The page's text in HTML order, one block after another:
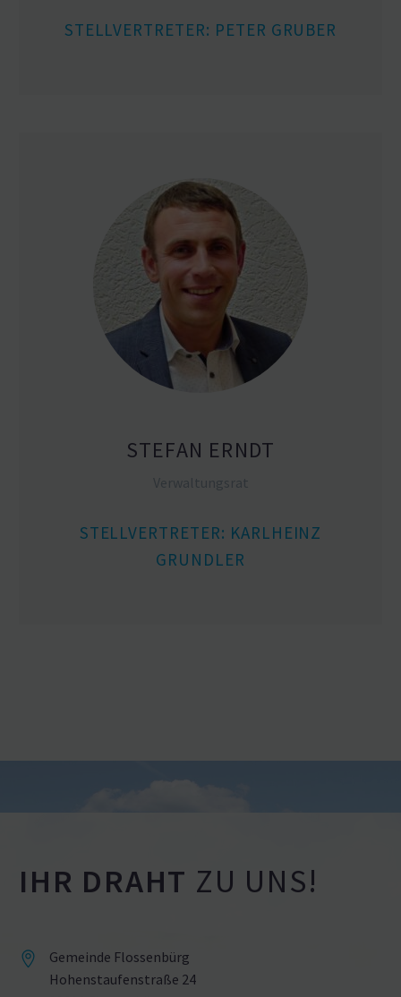
STELL­VER­TRETER: PETER GRUBER
STEFAN ERNDT
Verwal­tungsrat
STELL­VER­TRETER: KARLHEINZ
GRUNDLER
IHR DRAHT ZU UNS!


Gemeinde Flossenbürg
Hohen­stau­fen­straße 24